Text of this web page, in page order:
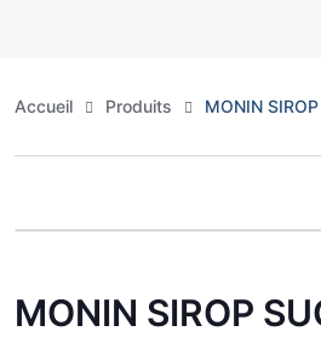
Accueil Produits MONIN
MONIN SIROP